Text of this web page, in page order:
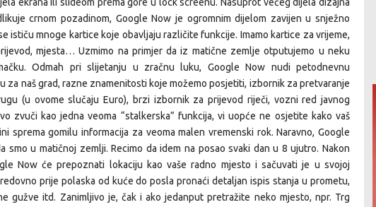
crnom pozadinom, Google Now je ogromnim dijelom zavijen u snježno
ističu mnoge kartice koje obavljaju različite funkcije. Imamo kartice za vrijeme,
mjesta… Uzmimo na primjer da iz matične zemlje otputujemo u neku
Odmah pri slijetanju u zračnu luku, Google Now nudi petodnevnu
za naš grad, razne znamenitosti koje možemo posjetiti, izbornik za pretvaranje
(u ovome slučaju Euro), brzi izbornik za prijevod riječi, vozni red javnog
zvuči kao jedna veoma “stalkerska” funkcija, vi uopće ne osjetite kako vaš
sprema gomilu informacija za veoma malen vremenski rok. Naravno, Google
smo u matičnoj zemlji. Recimo da idem na posao svaki dan u 8 ujutro. Nakon
Now će prepoznati lokaciju kao vaše radno mjesto i sačuvati je u svojoj
prije polaska od kuće do posla pronaći detaljan ispis stanja u prometu,
gužve itd. Zanimljivo je, čak i ako jedanput pretražite neko mjesto, npr. Trg